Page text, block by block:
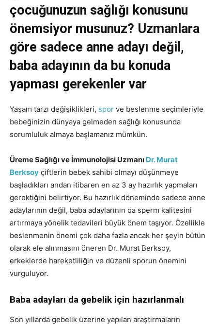
çocuğunuzun sağlığı konusunu
önemsiyor musunuz? Uzmanlara
göre sadece anne adayı değil,
baba adayının da bu konuda
yapması gerekenler var
Yaşam tarzı değişiklikleri, spor ve beslenme seçimleriyle
bebeğinizin dünyaya gelmeden sağlığı konusunda
sorumluluk almaya başlamanız mümkün.
Üreme Sağlığı ve İmmunolojisi Uzmanı Dr. Murat
Berksoy çiftlerin bebek sahibi olmayı düşünmeye
başladıkları andan itibaren en az 3 ay hazırlık yapmaları
gerektiğini belirtiyor. Bu hazırlık döneminde sadece anne
adaylarının değil, baba adaylarının da sperm kalitesini
artırmaya yönelik tedavileri büyük önem taşıyor. Özellikle
beslenmenin önemi çok daha fazla ancak her şeyin bütün
olarak ele alınmasını öneren Dr. Murat Berksoy,
erkeklerde hareketliliğin ve düzenli sporun önemini
vurguluyor.
Baba adayları da gebelik için hazırlanmalı
Son yıllarda gebelik üzerine yapılan araştırmaların